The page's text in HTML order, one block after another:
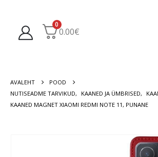
0
0.00€
AVALEHT
POOD
NUTISEADME TARVIKUD, KAANED JA ÜMBRISED,
KAANED MAGNET XIAOMI REDMI NOTE 11, PUNANE